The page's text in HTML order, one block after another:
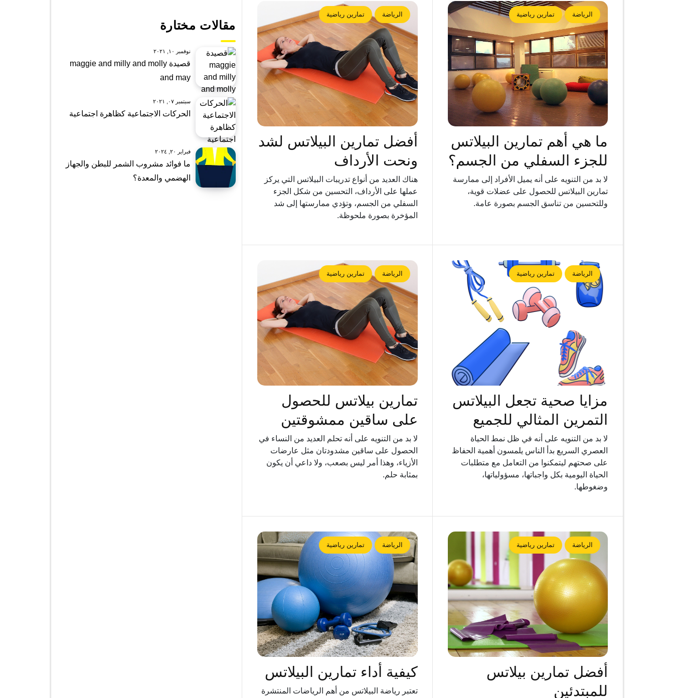
الرياضة تمارين رياضية
ما هي أهم تمارين البيلاتس
للجزء السفلي من الجسم؟
لا بد من التنويه على أنه يميل الأفراد إلى ممارسة
تمارين البيلاتس للحصول على عضلات قوية،
وللتحسين من تناسق الجسم بصورة عامة.
الرياضة تمارين رياضية
أفضل تمارين البيلاتس لشد
ونحت الأرداف
هناك العديد من أنواع تدريبات البيلاتس التي يركز
عملها على الأرداف، التحسين من شكل الجزء
السفلي من الجسم، وتؤدي ممارستها إلى شد
المؤخرة بصورة ملحوظة.
الرياضة تمارين رياضية
مزايا صحية تجعل البيلاتس
التمرين المثالي للجميع
لا بد من التنويه على أنه في ظل نمط الحياة
العصري السريع بدأ الناس يلمسون أهمية الحفاظ
على صحتهم ليتمكنوا من التعامل مع متطلبات
الحياة اليومية بكل واجباتها، مسؤولياتها،
وضغوطها.
الرياضة تمارين رياضية
تمارين بيلاتس للحصول
على ساقين ممشوقتين
لا بد من التنويه على أنه تحلم العديد من النساء في
الحصول على ساقين مشدودتان مثل عارضات
الأزياء، وهذا أمر ليس بصعب، ولا داعي أن يكون
بمثابة حلم.
الرياضة تمارين رياضية
أفضل تمارين بيلاتس
للمبتدئين
الرياضة تمارين رياضية
كيفية أداء تمارين البيلاتس
تعتبر رياضة البيلاتس من أهم الرياضات المنتشرة
مقالات مختارة
نوفمبر ١٠, ٢٠٢١
قصيدة maggie and milly and molly
and may
سبتمبر ٠٧, ٢٠٢١
الحركات الاجتماعية كظاهرة اجتماعية
فبراير ٢٠, ٢٠٢٤
ما فوائد مشروب الشمر للبطن والجهاز
الهضمي والمعدة؟